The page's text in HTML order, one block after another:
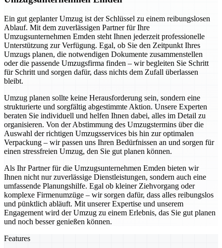
Ein gut geplanter Umzug ist der Schlüssel zu einem reibungslosen
Ablauf. Mit dem zuverlässigen Partner für Ihre
Umzugsunternehmen Emden steht Ihnen jederzeit professionelle
Unterstützung zur Verfügung. Egal, ob Sie den Zeitpunkt Ihres
Umzugs planen, die notwendigen Dokumente zusammenstellen
oder die passende Umzugsfirma finden – wir begleiten Sie Schritt
für Schritt und sorgen dafür, dass nichts dem Zufall überlassen
bleibt.
Umzug planen sollte keine Herausforderung sein, sondern eine
strukturierte und sorgfältig abgestimmte Aktion. Unsere Experten
beraten Sie individuell und helfen Ihnen dabei, alles im Detail zu
organisieren. Von der Abstimmung des Umzugstermins über die
Auswahl der richtigen Umzugsservices bis hin zur optimalen
Verpackung – wir passen uns Ihren Bedürfnissen an und sorgen für
einen stressfreien Umzug, den Sie gut planen können.
Als Ihr Partner für die Umzugsunternehmen Emden bieten wir
Ihnen nicht nur zuverlässige Dienstleistungen, sondern auch eine
umfassende Planungshilfe. Egal ob kleiner Ziehvorgang oder
komplexe Firmenumzüge – wir sorgen dafür, dass alles reibungslos
und pünktlich abläuft. Mit unserer Expertise und unserem
Engagement wird der Umzug zu einem Erlebnis, das Sie gut planen
und noch besser genießen können.
Features